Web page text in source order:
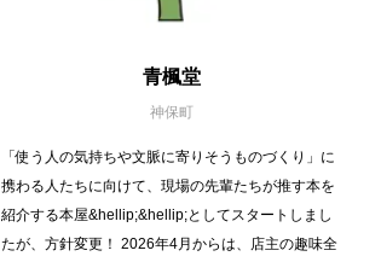
青楓堂
神保町
「使う人の気持ちや文脈に寄りそうものづくり」に
携わる人たちに向けて、現場の先輩たちが推す本を
紹介する本屋&hellip;&hellip;としてスタートしまし
たが、方針変更！ 2026年4月からは、店主の趣味全